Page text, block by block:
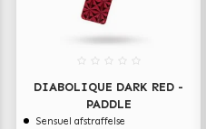
DIABOLIQUE DARK RED -
PADDLE
Sensuel afstraffelse